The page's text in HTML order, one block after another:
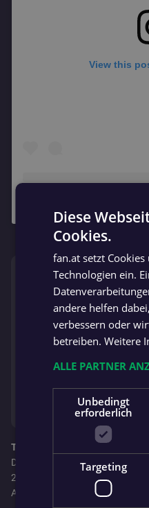
View this
⚡️ IM TREND
FRÜCHTL „NEUER ZWEIER“
Red Bull Salzburg hat
Tormann gefunden
WELTMEISTER ÜBERZEUGT:
Diese drei Spiele
Kane Ballon d‘Or
Titel für Jota?
Der frühere Angreifer des FC
21 trug, war am 3. Juli des
Autounfall ums Leben
Diese
Cookies.
fan.at setzt
Technologien ein.
andere helfen
verbessern oder
betreiben.Weitere
ALLE PARTNER
Unbedingt
erforderlich
Targeting